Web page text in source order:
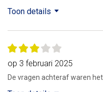
Toon details
op 3 februari 2025
De vragen achteraf waren